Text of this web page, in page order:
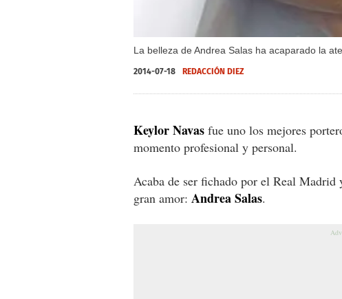
La belleza de Andrea Salas ha acaparado la
2014-07-18 REDACCIÓN DIEZ
Keylor Navas fue uno los mejores
momento profesional y personal.
Acaba de ser fichado por el Real Madrid
gran amor: Andrea Salas.